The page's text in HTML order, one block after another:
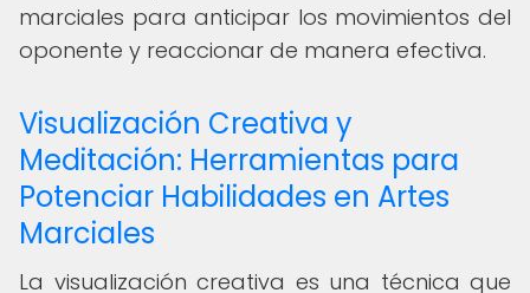
marciales para anticipar los movimientos del
oponente y reaccionar de manera efectiva.
Visualización Creativa y
Meditación: Herramientas para
Potenciar Habilidades en Artes
Marciales
La visualización creativa es una técnica que